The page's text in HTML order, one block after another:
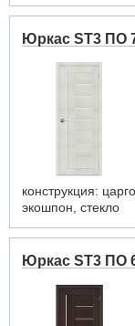
Юркас ST3 ПО
конструкция:
экошпон, стекло
Юркас ST3 ПО